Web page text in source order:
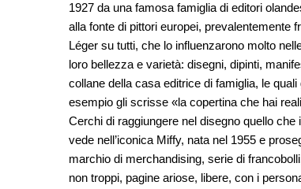
1927 da una famosa famiglia di editori
alla fonte di pittori europei, prevalentemente
Léger su tutti, che lo influenzarono molto
loro bellezza e varietà: disegni, dipinti,
collane della casa editrice di famiglia, le
esempio gli scrisse «la copertina che hai
Cerchi di raggiungere nel disegno quello
vede nell’iconica Miffy, nata nel 1955 e
marchio di merchandising, serie di
non troppi, pagine ariose, libere, con i